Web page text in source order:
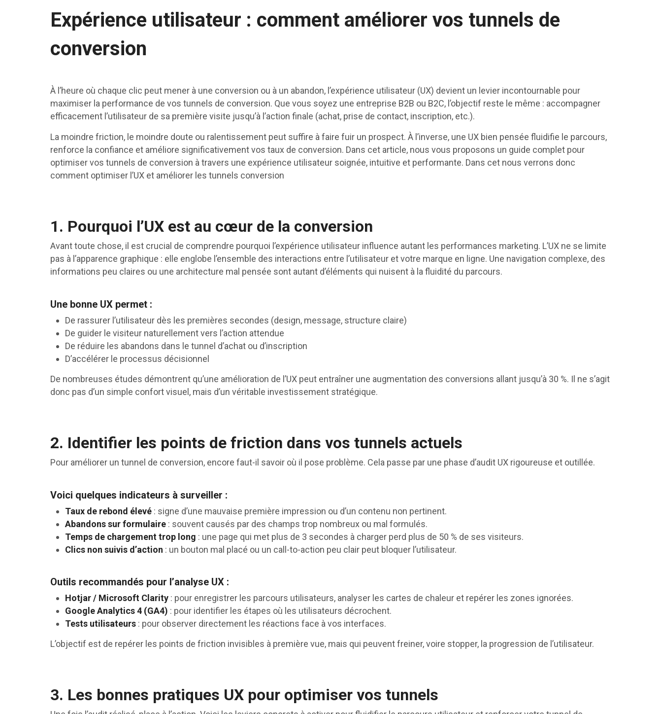
Expérience utilisateur : comment améliorer vos tunnels de
conversion
À l’heure où chaque clic peut mener à une conversion ou à un abandon, l’expérience utilisateur (UX) devient un levier incontournable pour
maximiser la performance de vos tunnels de conversion. Que vous soyez une entreprise B2B ou B2C, l’objectif reste le même : accompagner
efficacement l’utilisateur de sa première visite jusqu’à l’action finale (achat, prise de contact, inscription, etc.).
La moindre friction, le moindre doute ou ralentissement peut suffire à faire fuir un prospect. À l’inverse, une UX bien pensée fluidifie le parcours,
renforce la confiance et améliore significativement vos taux de conversion. Dans cet article, nous vous proposons un guide complet pour
optimiser vos tunnels de conversion à travers une expérience utilisateur soignée, intuitive et performante. Dans cet nous verrons donc
comment optimiser l’UX et améliorer les tunnels conversion
1. Pourquoi l’UX est au cœur de la conversion
Avant toute chose, il est crucial de comprendre pourquoi l’expérience utilisateur influence autant les performances marketing. L’UX ne se limite
pas à l’apparence graphique : elle englobe l’ensemble des interactions entre l’utilisateur et votre marque en ligne. Une navigation complexe, des
informations peu claires ou une architecture mal pensée sont autant d’éléments qui nuisent à la fluidité du parcours.
Une bonne UX permet :
De rassurer l’utilisateur dès les premières secondes (design, message, structure claire)
De guider le visiteur naturellement vers l’action attendue
De réduire les abandons dans le tunnel d’achat ou d’inscription
D’accélérer le processus décisionnel
De nombreuses études démontrent qu’une amélioration de l’UX peut entraîner une augmentation des conversions allant jusqu’à 30 %. Il ne s’agit
donc pas d’un simple confort visuel, mais d’un véritable investissement stratégique.
2. Identifier les points de friction dans vos tunnels actuels
Pour améliorer un tunnel de conversion, encore faut-il savoir où il pose problème. Cela passe par une phase d’audit UX rigoureuse et outillée.
Voici quelques indicateurs à surveiller :
Taux de rebond élevé : signe d’une mauvaise première impression ou d’un contenu non pertinent.
Abandons sur formulaire : souvent causés par des champs trop nombreux ou mal formulés.
Temps de chargement trop long : une page qui met plus de 3 secondes à charger perd plus de 50 % de ses visiteurs.
Clics non suivis d’action : un bouton mal placé ou un call-to-action peu clair peut bloquer l’utilisateur.
Outils recommandés pour l’analyse UX :
Hotjar / Microsoft Clarity : pour enregistrer les parcours utilisateurs, analyser les cartes de chaleur et repérer les zones ignorées.
Google Analytics 4 (GA4) : pour identifier les étapes où les utilisateurs décrochent.
Tests utilisateurs : pour observer directement les réactions face à vos interfaces.
L’objectif est de repérer les points de friction invisibles à première vue, mais qui peuvent freiner, voire stopper, la progression de l’utilisateur.
3. Les bonnes pratiques UX pour optimiser vos tunnels